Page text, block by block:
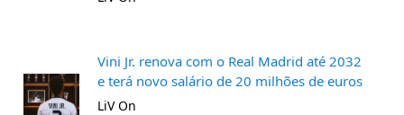
Vini Jr. renova com o Real Madrid até 2032
e terá novo salário de 20 milhões de euros
LiV On